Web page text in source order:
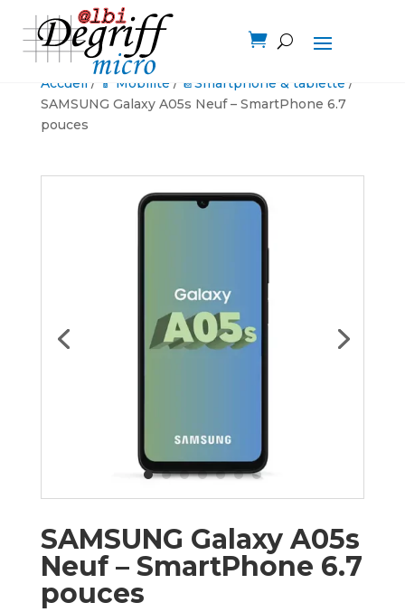

Accueil/ 📱 Mobilité / 📔Smartphone & tablette /
SAMSUNG Galaxy A05s Neuf – SmartPhone 6.7
pouces
SAMSUNG Galaxy A05s
Neuf – SmartPhone 6.7
pouces